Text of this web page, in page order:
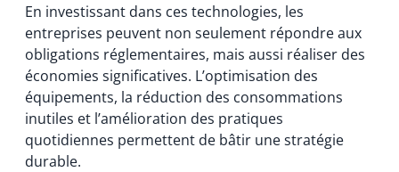
En investissant dans ces technologies, les
entreprises peuvent non seulement répondre aux
obligations réglementaires, mais aussi réaliser des
économies significatives. L’optimisation des
équipements, la réduction des consommations
inutiles et l’amélioration des pratiques
quotidiennes permettent de bâtir une stratégie
durable.